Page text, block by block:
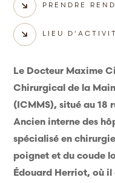
PRENDRE
LIEU
Le Docteur Maxime
Chirurgical de la
(ICMMS), situé au 18
Ancien interne des
spécialisé en
poignet et du coude
Édouard Herriot, où